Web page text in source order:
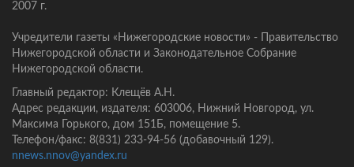
2007 г.
Учредители газеты «Нижегородские новости» - Правительство
Нижегородской области и Законодательное Собрание
Нижегородской области.
Главный редактор: Клещёв А.Н.
Адрес редакции, издателя: 603006, Нижний Новгород, ул.
Максима Горького, дом 151Б, помещение 5.
Телефон/факс: 8(831) 233-94-56 (добавочный 129).
nnews.nnov@yandex.ru